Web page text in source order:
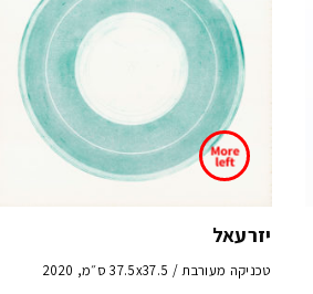
יזרעאל
טכניקה מעורבת / 37.5x37.5 ס״מ, 2020